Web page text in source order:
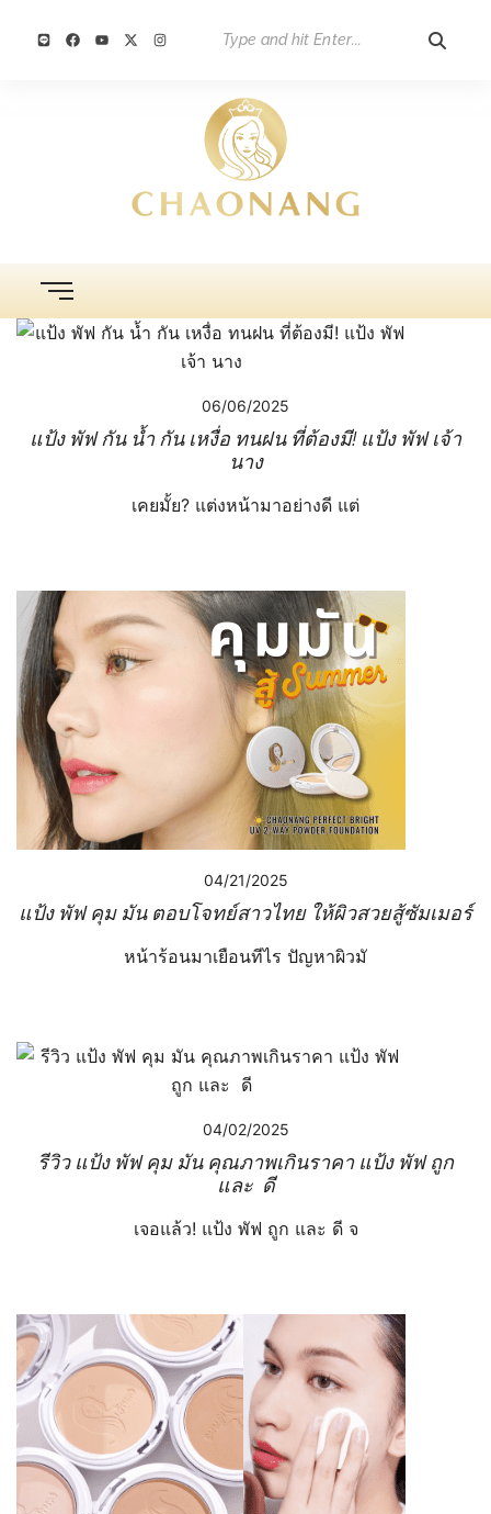
06/06/2025
แป้ง พัฟ กัน น้ำ กัน เหงื่อ ทนฝน ที่ต้องมี! แป้ง พัฟ เจ้า
นาง
เคยมั้ย? แต่งหน้ามาอย่างดี แต่
04/21/2025
แป้ง พัฟ คุม มัน ตอบโจทย์สาวไทย ให้ผิวสวยสู้ซัมเมอร์
หน้าร้อนมาเยือนทีไร ปัญหาผิวมั
04/02/2025
รีวิว แป้ง พัฟ คุม มัน คุณภาพเกินราคา แป้ง พัฟ ถูก
และ ดี
เจอแล้ว! แป้ง พัฟ ถูก และ ดี จ